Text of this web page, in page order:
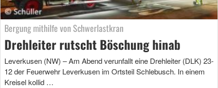
Bergung mithilfe von Schwerlastkran
Drehleiter rutscht Böschung hinab
Leverkusen (NW) – Am Abend verunfallt eine Drehleiter (DLK) 23-
12 der Feuerwehr Leverkusen im Ortsteil Schlebusch. In einem
Kreisel kollid …